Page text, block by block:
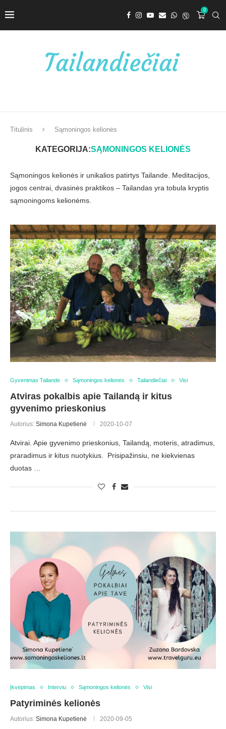
0
Titulinis Sąmoningos kelionės
KATEGORIJA:SĄMONINGOS KELIONĖS
Sąmoningos kelionės ir unikalios patirtys Tailande. Meditacijos,
jogos centrai, dvasinės praktikos – Tailandas yra tobula kryptis
sąmoningoms kelionėms.
Gyvenimas Tailande Sąmoningos kelionės Tailandiečiai Visi
Atviras pokalbis apie Tailandą ir kitus
gyvenimo prieskonius
Autorius: Simona Kupetienė 2020-10-07
Atvirai. Apie gyvenimo prieskonius, Tailandą, moteris, atradimus,
praradimus ir kitus nuotykius. Prisipažinsiu, ne kiekvienas
duotas …
Įkvėpimas Interviu Sąmoningos kelionės Visi
Patyriminės kelionės
Autorius: Simona Kupetienė 2020-09-05